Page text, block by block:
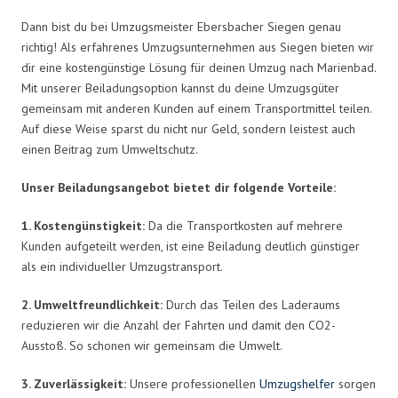
Dann bist du bei Umzugsmeister Ebersbacher Siegen genau
richtig! Als erfahrenes Umzugsunternehmen aus Siegen bieten wir
dir eine kostengünstige Lösung für deinen Umzug nach Marienbad.
Mit unserer Beiladungsoption kannst du deine Umzugsgüter
gemeinsam mit anderen Kunden auf einem Transportmittel teilen.
Auf diese Weise sparst du nicht nur Geld, sondern leistest auch
einen Beitrag zum Umweltschutz.
Unser Beiladungsangebot bietet dir folgende Vorteile:
1. Kostengünstigkeit: Da die Transportkosten auf mehrere
Kunden aufgeteilt werden, ist eine Beiladung deutlich günstiger
als ein individueller Umzugstransport.
2. Umweltfreundlichkeit: Durch das Teilen des Laderaums
reduzieren wir die Anzahl der Fahrten und damit den CO2-
Ausstoß. So schonen wir gemeinsam die Umwelt.
3. Zuverlässigkeit: Unsere professionellen Umzugshelfer sorgen